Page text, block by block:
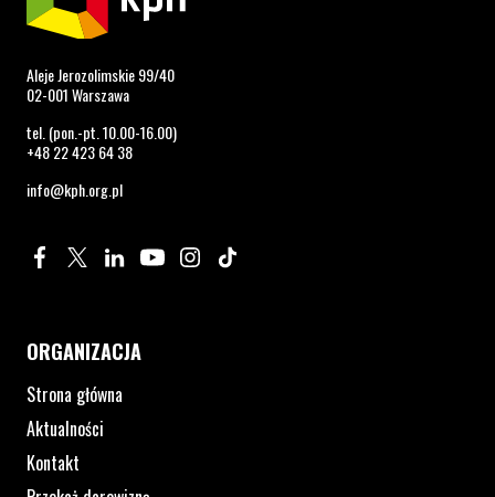
Aleje Jerozolimskie 99/40
02-001 Warszawa
tel. (pon.-pt. 10.00-16.00)
+48 22 423 64 38
info@kph.org.pl
Profil na Facebook. Strona otwiera się w nowym oknie.
Profil na Twitter. Strona otwiera się w nowym oknie.
Profil na LinkedIn. Strona otwiera się w nowym oknie.
Profil na YouTube. Strona otwiera się w nowym
Profil na Instagram. Strona otwiera się
ORGANIZACJA
Strona główna
Aktualności
Kontakt